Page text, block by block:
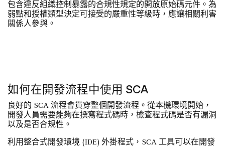
包含違反組織控制暴露的合規性規定的開放原始碼元件。為
弱點和授權類型決定可接受的嚴重性等級時，應讓相關利害
關係人參與。
如何在開發流程中使用 SCA
良好的 SCA 流程會貫穿整個開發流程。從本機環境開始，
開發人員需要能夠在撰寫程式碼時，檢查程式碼是否有漏洞
以及是否合規性。
利用整合式開發環境 (IDE) 外掛程式，SCA 工具可以在開發